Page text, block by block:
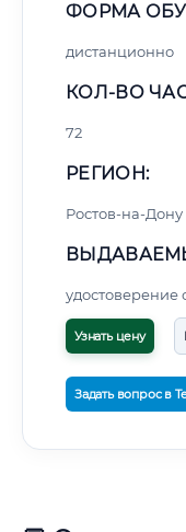
ФОРМА
дистанционно
КОЛ-ВО
72
РЕГИОН:
Ростов-на-Дону
Узнать цену
Задать вопрос в